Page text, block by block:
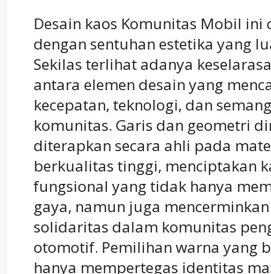
Desain kaos Komunitas Mobil ini
dengan sentuhan estetika yang
Sekilas terlihat adanya
antara elemen desain yang
kecepatan, teknologi, dan
komunitas. Garis dan geometri
diterapkan secara ahli pada
berkualitas tinggi, menciptakan
fungsional yang tidak hanya
gaya, namun juga
solidaritas dalam komunitas
otomotif. Pemilihan warna yang
hanya mempertegas identitas